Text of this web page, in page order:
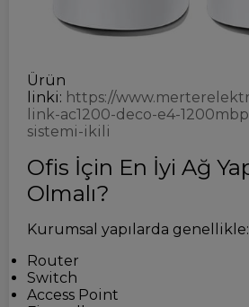
Ürün
linki: https://
link-ac1200-deco-e4-
sistemi-ikili
Ofis İçin En İyi Ağ
Olmalı?
Kurumsal yapılarda genellikle:
Router
Switch
Access Point